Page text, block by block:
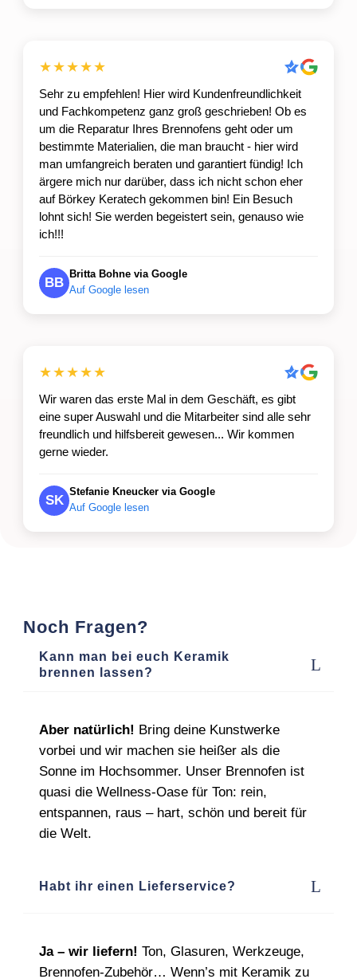
★★★★★
Sehr zu empfehlen! Hier wird Kundenfreundlichkeit
und Fachkompetenz ganz groß geschrieben! Ob es
um die Reparatur Ihres Brennofens geht oder um
bestimmte Materialien, die man braucht - hier wird
man umfangreich beraten und garantiert fündig! Ich
ärgere mich nur darüber, dass ich nicht schon eher
auf Börkey Keratech gekommen bin! Ein Besuch
lohnt sich! Sie werden begeistert sein, genauso wie
ich!!!
BB
Britta Bohne via Google
Auf Google lesen
★★★★★
Wir waren das erste Mal in dem Geschäft, es gibt
eine super Auswahl und die Mitarbeiter sind alle sehr
freundlich und hilfsbereit gewesen... Wir kommen
gerne wieder.
SK
Stefanie Kneucker via Google
Auf Google lesen
Noch Fragen?
Kann man bei euch Keramik
brennen lassen?
Aber natürlich! Bring deine Kunstwerke
vorbei und wir machen sie heißer als die
Sonne im Hochsommer. Unser Brennofen ist
quasi die Wellness‑Oase für Ton: rein,
entspannen, raus – hart, schön und bereit für
die Welt.
Habt ihr einen Lieferservice?
Ja – wir liefern! Ton, Glasuren, Werkzeuge,
Brennofen‑Zubehör… Wenn’s mit Keramik zu